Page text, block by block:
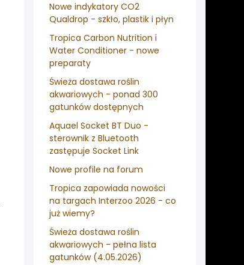
Nowe indykatory CO2
Qualdrop - szkło, plastik i płyn
Tropica Carbon Nutrition i
Water Conditioner - nowe
preparaty
Świeża dostawa roślin
akwariowych - ponad 300
gatunków dostępnych
Aquael Socket BT Duo -
sterownik z Bluetooth
zastępuje Socket Link
Nowe profile na forum
Tropica zapowiada nowości
na targach Interzoo 2026 - co
już wiemy?
Świeża dostawa roślin
akwariowych - pełna lista
gatunków (4.05.2026)